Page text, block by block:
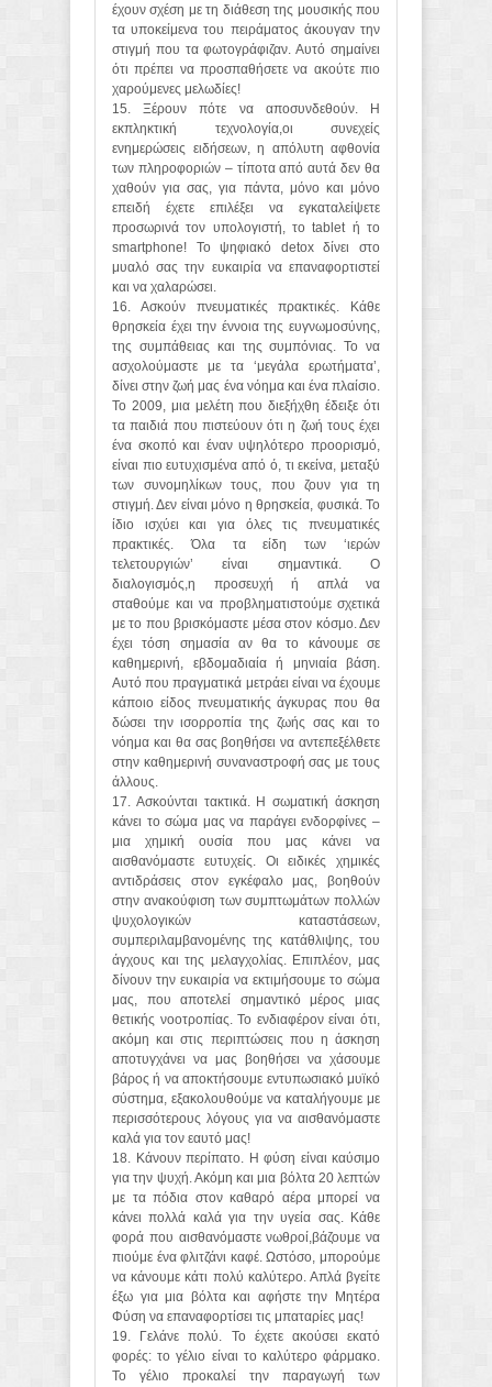
έχουν σχέση με τη διάθεση της μουσικής που
τα υποκείμενα του πειράματος άκουγαν την
στιγμή που τα φωτογράφιζαν. Αυτό σημαίνει
ότι πρέπει να προσπαθήσετε να ακούτε πιο
χαρούμενες μελωδίες!
15. Ξέρουν πότε να αποσυνδεθούν. Η
εκπληκτική τεχνολογία,οι συνεχείς
ενημερώσεις ειδήσεων, η απόλυτη αφθονία
των πληροφοριών – τίποτα από αυτά δεν θα
χαθούν για σας, για πάντα, μόνο και μόνο
επειδή έχετε επιλέξει να εγκαταλείψετε
προσωρινά τον υπολογιστή, το tablet ή το
smartphone! Το ψηφιακό detox δίνει στο
μυαλό σας την ευκαιρία να επαναφορτιστεί
και να χαλαρώσει.
16. Ασκούν πνευματικές πρακτικές. Κάθε
θρησκεία έχει την έννοια της ευγνωμοσύνης,
της συμπάθειας και της συμπόνιας. Το να
ασχολούμαστε με τα ‘μεγάλα ερωτήματα’,
δίνει στην ζωή μας ένα νόημα και ένα πλαίσιο.
Το 2009, μια μελέτη που διεξήχθη έδειξε ότι
τα παιδιά που πιστεύουν ότι η ζωή τους έχει
ένα σκοπό και έναν υψηλότερο προορισμό,
είναι πιο ευτυχισμένα από ό, τι εκείνα, μεταξύ
των συνομηλίκων τους, που ζουν για τη
στιγμή. Δεν είναι μόνο η θρησκεία, φυσικά. Το
ίδιο ισχύει και για όλες τις πνευματικές
πρακτικές. Όλα τα είδη των ‘ιερών
τελετουργιών’ είναι σημαντικά. Ο
διαλογισμός,η προσευχή ή απλά να
σταθούμε και να προβληματιστούμε σχετικά
με το που βρισκόμαστε μέσα στον κόσμο. Δεν
έχει τόση σημασία αν θα το κάνουμε σε
καθημερινή, εβδομαδιαία ή μηνιαία βάση.
Αυτό που πραγματικά μετράει είναι να έχουμε
κάποιο είδος πνευματικής άγκυρας που θα
δώσει την ισορροπία της ζωής σας και το
νόημα και θα σας βοηθήσει να αντεπεξέλθετε
στην καθημερινή συναναστροφή σας με τους
άλλους.
17. Ασκούνται τακτικά. Η σωματική άσκηση
κάνει το σώμα μας να παράγει ενδορφίνες –
μια χημική ουσία που μας κάνει να
αισθανόμαστε ευτυχείς. Οι ειδικές χημικές
αντιδράσεις στον εγκέφαλο μας, βοηθούν
στην ανακούφιση των συμπτωμάτων πολλών
ψυχολογικών καταστάσεων,
συμπεριλαμβανομένης της κατάθλιψης, του
άγχους και της μελαγχολίας. Επιπλέον, μας
δίνουν την ευκαιρία να εκτιμήσουμε το σώμα
μας, που αποτελεί σημαντικό μέρος μιας
θετικής νοοτροπίας. Το ενδιαφέρον είναι ότι,
ακόμη και στις περιπτώσεις που η άσκηση
αποτυγχάνει να μας βοηθήσει να χάσουμε
βάρος ή να αποκτήσουμε εντυπωσιακό μυϊκό
σύστημα, εξακολουθούμε να καταλήγουμε με
περισσότερους λόγους για να αισθανόμαστε
καλά για τον εαυτό μας!
18. Κάνουν περίπατο. Η φύση είναι καύσιμο
για την ψυχή. Ακόμη και μια βόλτα 20 λεπτών
με τα πόδια στον καθαρό αέρα μπορεί να
κάνει πολλά καλά για την υγεία σας. Κάθε
φορά που αισθανόμαστε νωθροί,βάζουμε να
πιούμε ένα φλιτζάνι καφέ. Ωστόσο, μπορούμε
να κάνουμε κάτι πολύ καλύτερο. Απλά βγείτε
έξω για μια βόλτα και αφήστε την Μητέρα
Φύση να επαναφορτίσει τις μπαταρίες μας!
19. Γελάνε πολύ. Το έχετε ακούσει εκατό
φορές: το γέλιο είναι το καλύτερο φάρμακο.
Το γέλιο προκαλεί την παραγωγή των